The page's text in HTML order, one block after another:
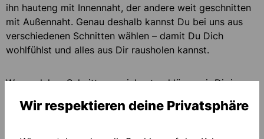
ihn hauteng mit Innennaht, der andere weit geschnitten
mit Außennaht. Genau deshalb kannst Du bei uns aus
verschiedenen Schnitten wählen – damit Du Dich
wohlfühlst und alles aus Dir rausholen kannst.
Was welchen Schnitt auszeichnet, erklären wir Dir im
Wir respektieren deine Privatsphäre